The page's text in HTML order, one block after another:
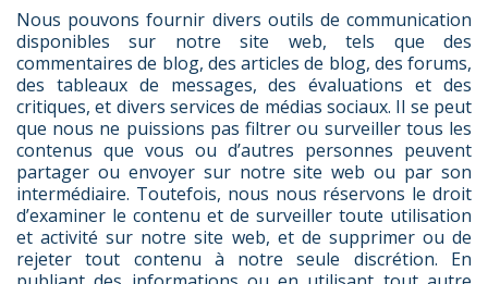
Nous pouvons fournir divers outils de communication
disponibles sur notre site web, tels que des
commentaires de blog, des articles de blog, des forums,
des tableaux de messages, des évaluations et des
critiques, et divers services de médias sociaux. Il se peut
que nous ne puissions pas filtrer ou surveiller tous les
contenus que vous ou d’autres personnes peuvent
partager ou envoyer sur notre site web ou par son
intermédiaire. Toutefois, nous nous réservons le droit
d’examiner le contenu et de surveiller toute utilisation
et activité sur notre site web, et de supprimer ou de
rejeter tout contenu à notre seule discrétion. En